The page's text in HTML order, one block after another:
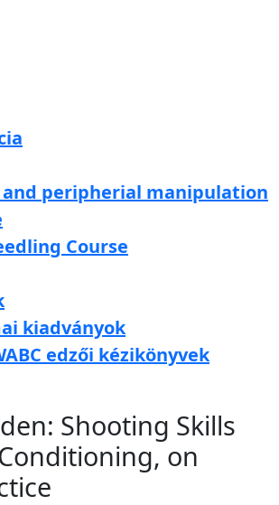
and peripherial manipulation
Course
kiadványok
edzői kézikönyvek
Shooting Skills
on